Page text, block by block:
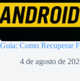
Guia: Como Recuperar
4 de agosto de